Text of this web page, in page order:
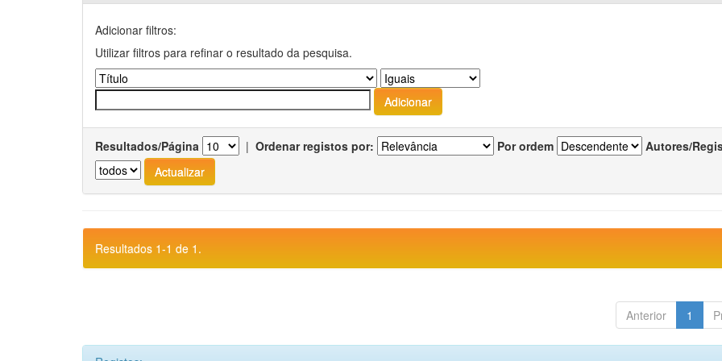
Adicionar filtros:
Utilizar filtros para refinar o resultado da pesquisa.
Resultados/Página | Ordenar registos por: Por ordem Autores/
Resultados 1-1 de 1.
Anterior 1